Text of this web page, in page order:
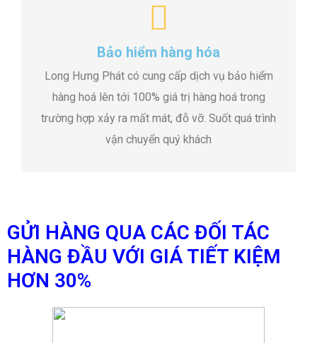
Bảo hiểm hàng hóa
Long Hưng Phát có cung cấp dịch vụ bảo hiểm
hàng hoá lên tới 100% giá trị hàng hoá trong
trường hợp xảy ra mất mát, đỗ vỡ. Suốt quá trình
vận chuyển quý khách
GỬI HÀNG QUA CÁC ĐỐI TÁC
HÀNG ĐẦU VỚI GIÁ TIẾT KIỆM
HƠN 30%